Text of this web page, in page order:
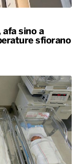
afa sino a
sfiorano